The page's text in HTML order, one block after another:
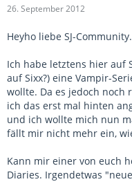
26. September 2012
Heyho liebe SJ-Community.
Ich habe letztens hier auf
auf Sixx?) eine Vampir-
wollte. Da es jedoch noch
ich das erst mal hinten
und ich wollte mich nun
fällt mir nicht mehr ein,
Kann mir einer von euch
Diaries. Irgendetwas